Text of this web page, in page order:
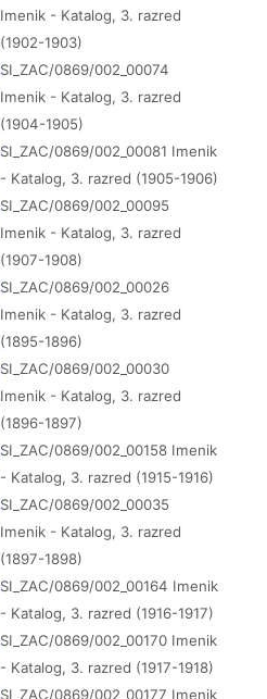
Imenik - Katalog, 3. razred
(1902-1903)
SI_ZAC/0869/002_00074
Imenik - Katalog, 3. razred
(1904-1905)
SI_ZAC/0869/002_00081 Imenik
- Katalog, 3. razred (1905-1906)
SI_ZAC/0869/002_00095
Imenik - Katalog, 3. razred
(1907-1908)
SI_ZAC/0869/002_00026
Imenik - Katalog, 3. razred
(1895-1896)
SI_ZAC/0869/002_00030
Imenik - Katalog, 3. razred
(1896-1897)
SI_ZAC/0869/002_00158 Imenik
- Katalog, 3. razred (1915-1916)
SI_ZAC/0869/002_00035
Imenik - Katalog, 3. razred
(1897-1898)
SI_ZAC/0869/002_00164 Imenik
- Katalog, 3. razred (1916-1917)
SI_ZAC/0869/002_00170 Imenik
- Katalog, 3. razred (1917-1918)
SI_ZAC/0869/002_00177 Imenik